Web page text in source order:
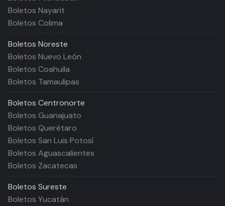
Boletos Nayarit
Boletos Colima
Boletos Noreste
Boletos Nuevo León
Boletos Coahuila
Boletos Tamaulipas
Boletos Centronorte
Boletos Guanajuato
Boletos Querétaro
Boletos San Luis Potosí
Boletos Aguascalientes
Boletos Zacatecas
Boletos Sureste
Boletos Yucatán